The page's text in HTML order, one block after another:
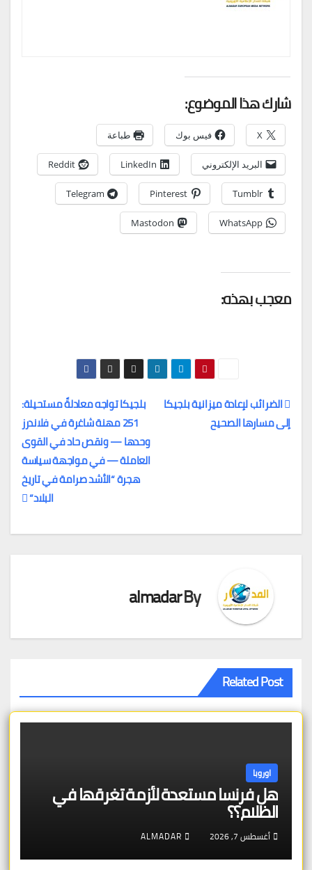
شارك هذا الموضوع:
X فيس بوك طباعة
البريد الإلكتروني LinkedIn
Reddit
Tumblr
Pinterest
Telegram
WhatsApp
Mastodon
معجب بهذه:
تصفّح
بلجيكا تواجه معادلةً مستحيلة:
251 مهنة شاغرة في فلاندرز
وحدها — ونقص حاد في القوى
العاملة — في مواجهة سياسة
هجرة “الأشد صرامة في تاريخ
البلاد”
الضرائب لإعادة ميزانية بلجيكا
إلى مسارها الصحيح
By
almadar
Related Post
اوروبا
هل فرنسا مستعدة لأزمة تغرقها في
الظلام؟؟
أغسطس 7, 2026 ALMADAR